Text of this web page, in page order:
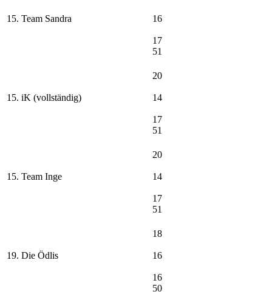
15. Team Sandra 16
17
51
15. iK (vollständig)
20
14
17
51
15. Team Inge
20
14
17
51
19. Die Ödlis
18
16
16
50